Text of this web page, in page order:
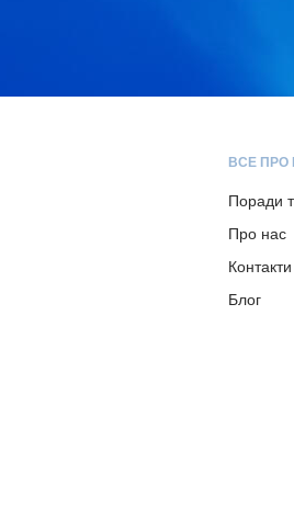
ВСЕ ПРО
Поради
Про нас
Контакти
Блог